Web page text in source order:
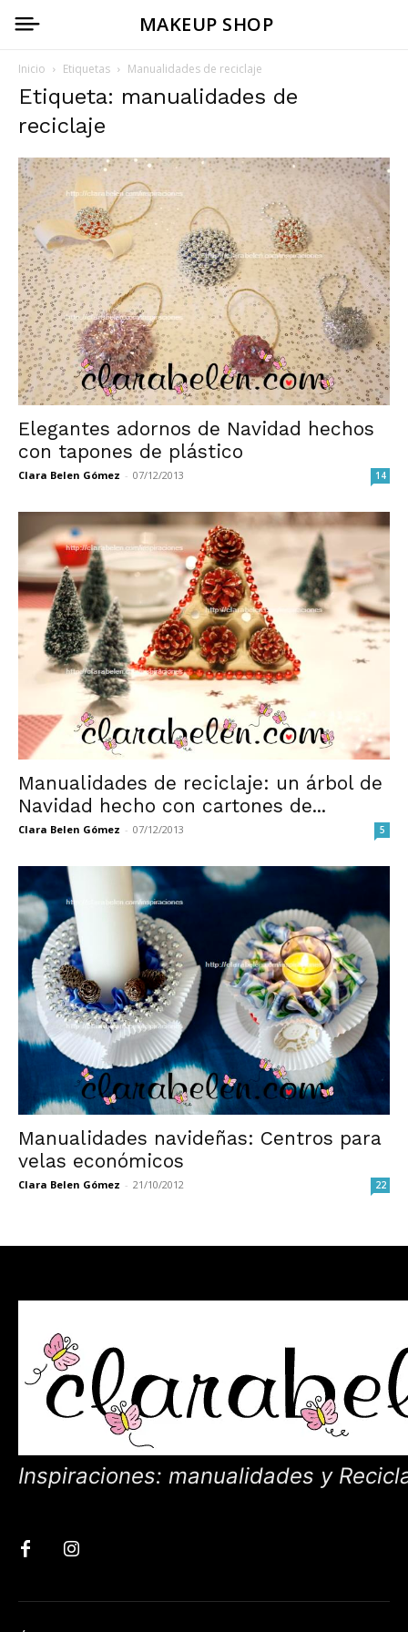
MAKEUP SHOP
Inicio Etiquetas Manualidades de reciclaje
Etiqueta: manualidades de
reciclaje
Elegantes adornos de Navidad hechos
con tapones de plástico
Clara Belen Gómez - 07/12/2013 14
Manualidades de reciclaje: un árbol de
Navidad hecho con cartones de...
Clara Belen Gómez - 07/12/2013 5
Manualidades navideñas: Centros para
velas económicos
Clara Belen Gómez - 21/10/2012 22
Inspiraciones: manualidades y